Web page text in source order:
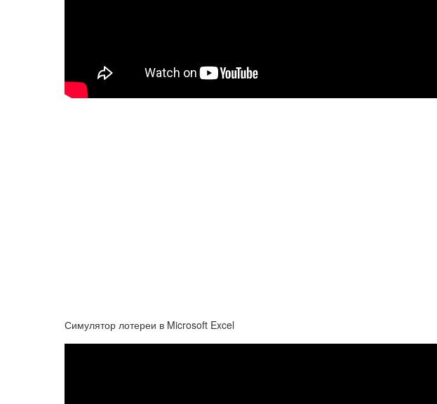
Симулятор лотереи в Microsoft Excel